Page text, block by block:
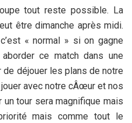
tout reste possible. La
être dimanche après midi.
« normal » si on gagne
ce match dans une
déjouer les plans de notre
avec notre cÂœur et nos
un tour sera magnifique mais
mais comme tout le